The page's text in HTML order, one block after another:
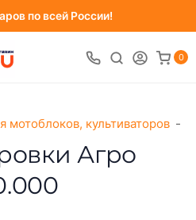
по всей России!
0
мотоблоков, культиваторов
Агро